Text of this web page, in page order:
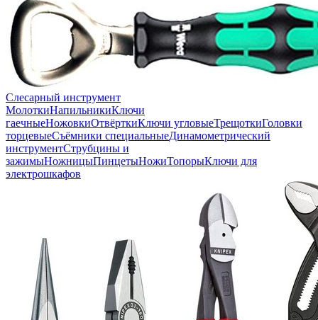
Слесарный инструмент
МолоткиНапильникиКлючи
гаечныеНожовкиОтвёрткиКлючи угловыеТрещоткиГоловки
торцевыеСъёмники специальныеДинамометрический
инструментСтрубцины и
зажимыНожницыПинцетыНожиТопорыКлючи для
электрошкафов